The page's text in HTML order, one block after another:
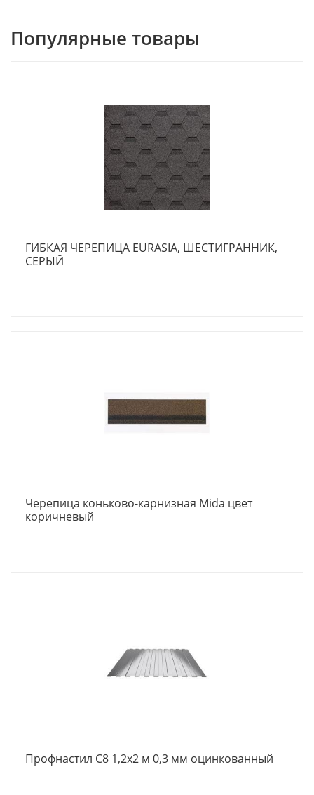
Популярные товары
ГИБКАЯ ЧЕРЕПИЦА EURASIA, ШЕСТИГРАННИК,
СЕРЫЙ
Черепица коньково-карнизная Mida цвет
коричневый
Профнастил С8 1,2х2 м 0,3 мм оцинкованный